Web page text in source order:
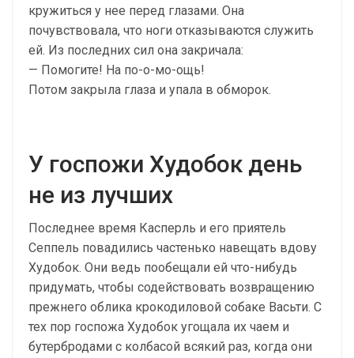
кружиться у нее перед глазами. Она
почувствовала, что ноги отказываются служить
ей. Из последних сил она закричала:
— Помогите! На по-о-мо-ощь!
Потом закрыла глаза и упала в обморок.
У госпожи Худобок день
не из лучших
Последнее время Касперль и его приятель
Сеппель повадились частенько навещать вдову
Худобок. Они ведь пообещали ей что-нибудь
придумать, чтобы содействовать возвращению
прежнего облика крокодиловой собаке Васьти. С
тех пор госпожа Худобок угощала их чаем и
бутербродами с колбасой всякий раз, когда они